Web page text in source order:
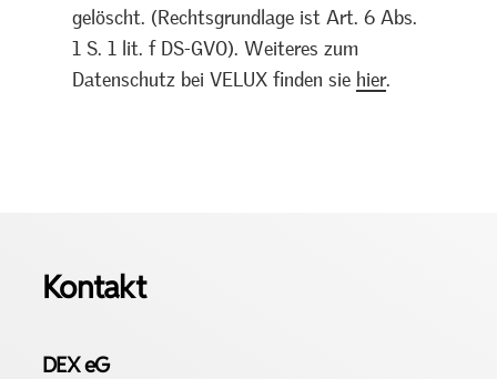
gelöscht. (Rechtsgrundlage ist Art. 6 Abs.
1 S. 1 lit. f DS-GVO). Weiteres zum
Datenschutz bei VELUX finden sie hier.
Kontakt
DEX eG